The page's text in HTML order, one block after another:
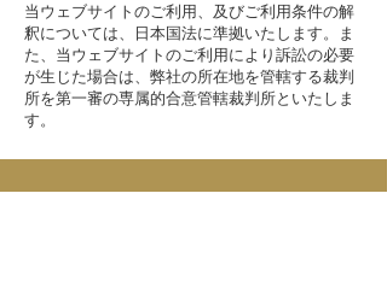
当ウェブサイトのご利用、及びご利用条件の解
釈については、日本国法に準拠いたします。ま
た、当ウェブサイトのご利用により訴訟の必要
が生じた場合は、弊社の所在地を管轄する裁判
所を第一審の専属的合意管轄裁判所といたしま
す。